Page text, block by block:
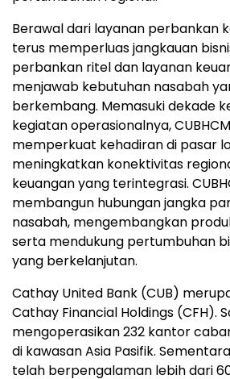
Berawal dari layanan perbankan
terus memperluas jangkauan
perbankan ritel dan layanan
menjawab kebutuhan nasabah
berkembang. Memasuki dekade
kegiatan operasionalnya,
memperkuat kehadiran di pasar
meningkatkan konektivitas
keuangan yang terintegrasi.
membangun hubungan jangka
nasabah, mengembangkan
serta mendukung pertumbuhan
yang berkelanjutan.
Cathay United Bank (CUB)
Cathay Financial Holdings (CFH).
mengoperasikan 232 kantor
di kawasan Asia Pasifik.
telah berpengalaman lebih dari